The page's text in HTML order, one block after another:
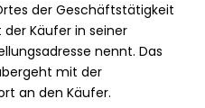
der Geschäftstätigkeit
Käufer in seiner
nennt. Das
mit der
an den Käufer.